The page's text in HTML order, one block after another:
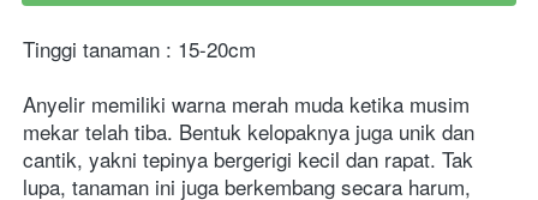
Tinggi tanaman : 15-20cm
Anyelir memiliki warna merah muda ketika musim
mekar telah tiba. Bentuk kelopaknya juga unik dan
cantik, yakni tepinya bergerigi kecil dan rapat. Tak
lupa, tanaman ini juga berkembang secara harum,